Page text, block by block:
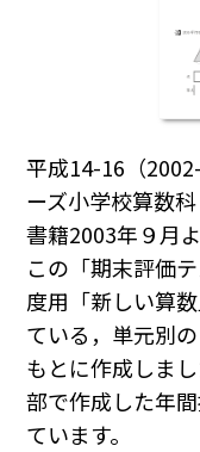
平成14-16（
ーズ小学校算数
書籍2003年９月よ
この「期末評価
度用「新しい算
ている，単元別
もとに作成しま
部で作成した年
ています。